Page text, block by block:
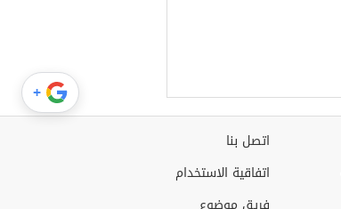
اتصل بنا
اتفاقية الاستخدام
+